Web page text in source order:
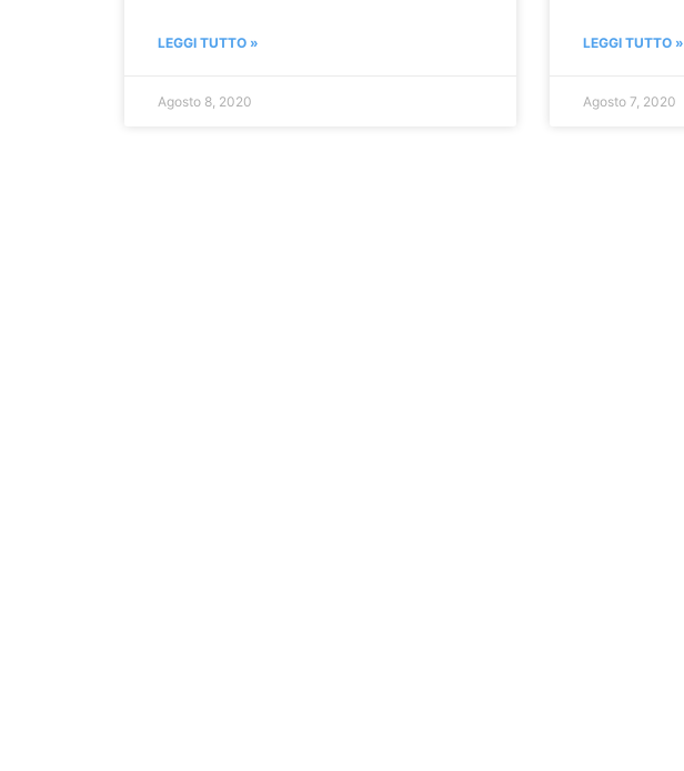
LEGGI TUTTO »
Agosto 8, 2020
LEGGI TUTTO »
Agosto 7, 2020